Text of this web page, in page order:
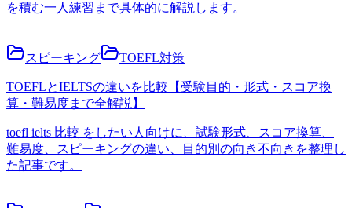
を積む一人練習まで具体的に解説します。
スピーキング TOEFL対策
TOEFLとIELTSの違いを比較【受験目的・形式・スコア換
算・難易度まで全解説】
toefl ielts 比較 をしたい人向けに、試験形式、スコア換算、
難易度、スピーキングの違い、目的別の向き不向きを整理し
た記事です。